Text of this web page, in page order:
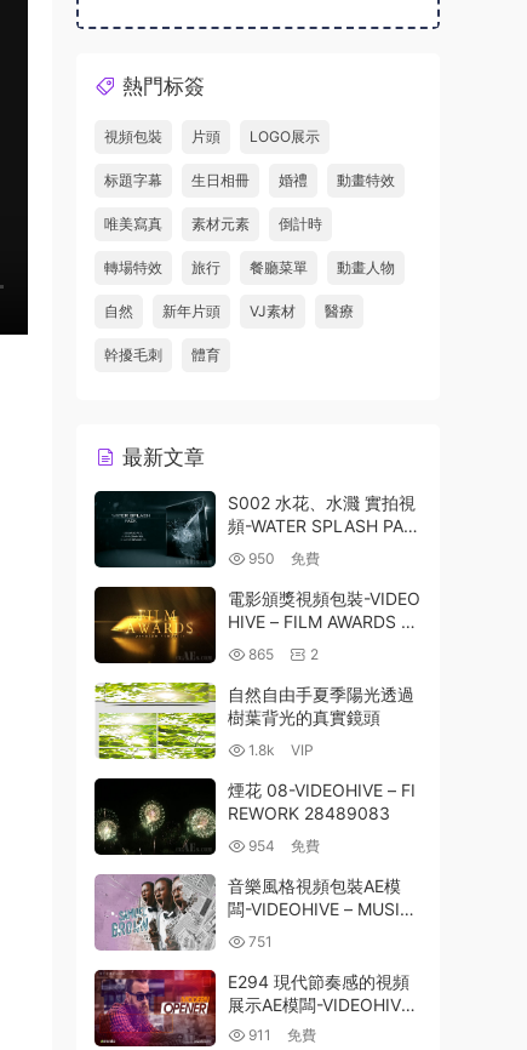
熱門标簽
視頻包裝 片頭 LOGO展示
标題字幕 生日相冊 婚禮 動畫特效
唯美寫真 素材元素 倒計時
轉場特效 旅行 餐廳菜單 動畫人物
自然 新年片頭 VJ素材 醫療
幹擾毛刺 體育
最新文章
S002 水花、水濺 實拍視
頻-WATER SPLASH PAC
K 02950 免費
電影頒獎視頻包裝-VIDEO
HIVE – FILM AWARDS –
20568772
865 2
自然自由手夏季陽光透過
樹葉背光的真實鏡頭
1.8k VIP
煙花 08-VIDEOHIVE – FI
REWORK 28489083
954 免費
音樂風格視頻包裝AE模
闆-VIDEOHIVE – MUSIC
FESTIVAL PROMO – 251
83602
751
E294 現代節奏感的視頻
展示AE模闆-VIDEOHIVE
MODERN OPENER
911 免費